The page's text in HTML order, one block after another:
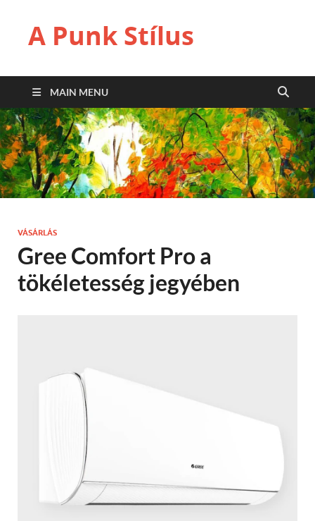
A Punk Stílus
MAIN MENU
VÁSÁRLÁS
Gree Comfort Pro a
tökéletesség jegyében